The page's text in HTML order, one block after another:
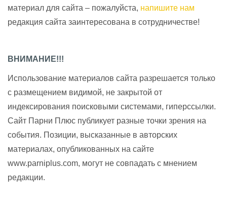
материал для сайта – пожалуйста, напишите нам
редакция сайта заинтересована в сотрудничестве!
ВНИМАНИЕ!!!
Использование материалов сайта разрешается только
с размещением видимой, не закрытой от
индексирования поисковыми системами, гиперссылки.
Сайт Парни Плюс публикует разные точки зрения на
события. Позиции, высказанные в авторских
материалах, опубликованных на сайте
www.parniplus.com, могут не совпадать с мнением
редакции.